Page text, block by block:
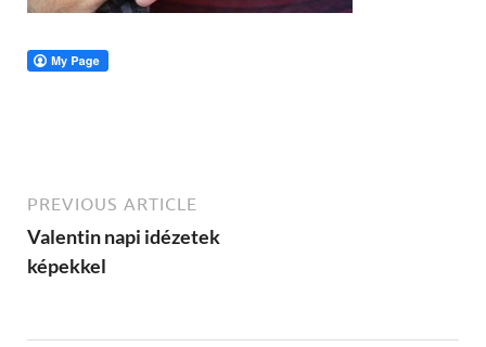
PREVIOUS ARTICLE
Valentin napi idézetek
képekkel